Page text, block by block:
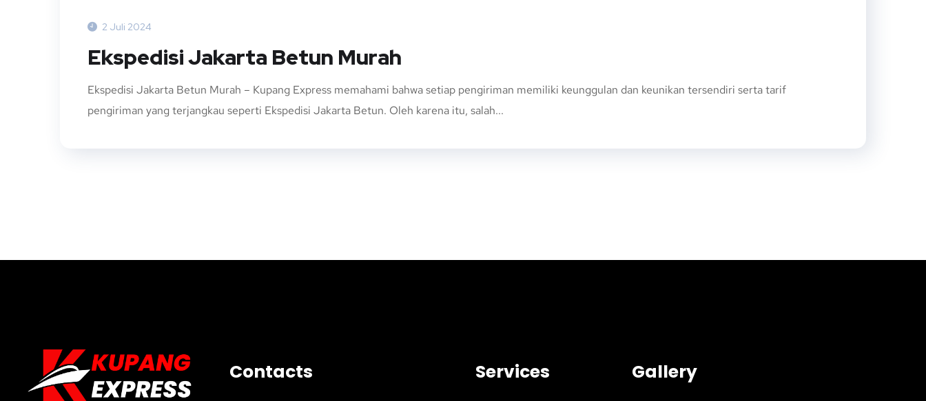
2 Juli 2024
Ekspedisi Jakarta Betun Murah
Ekspedisi Jakarta Betun Murah – Kupang Express memahami bahwa setiap pengiriman memiliki keunggulan dan keunikan tersendiri serta tarif
pengiriman yang terjangkau seperti Ekspedisi Jakarta Betun. Oleh karena itu, salah...
Contacts Services Gallery